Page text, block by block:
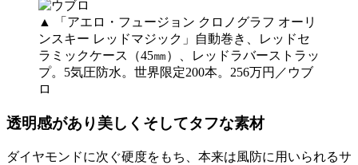
▲ 「アエロ・フュージョン クロノグラフ オーリ
ンスキー レッドマジック」自動巻き、レッドセ
ラミックケース（45㎜）、レッドラバーストラッ
プ。5気圧防水。世界限定200本。256万円／ウブ
ロ
透明感があり美しくそしてタフな素材
ダイヤモンドに次ぐ硬度をもち、本来は風防に用いられるサ